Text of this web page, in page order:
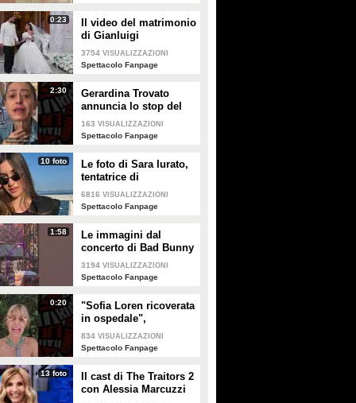
0:23
Il video del matrimonio
di Gianluigi
Donnarumma e Alessia
Elefante
3754 VISUALIZZAZIONI
Spettacolo Fanpage
2:30
Gerardina Trovato
annuncia lo stop del
tour per problemi di
salute
163 VISUALIZZAZIONI
Spettacolo Fanpage
10 foto
Le foto di Sara Iurato,
tentatrice di
Temptation Island 2026
6816 VISUALIZZAZIONI
Spettacolo Fanpage
1:58
Le immagini dal
concerto di Bad Bunny
a Milano
3194 VISUALIZZAZIONI
Spettacolo Fanpage
0:20
"Sofia Loren ricoverata
in ospedale",
Alessandra Mussolini
smentisce: "È serena e
834 VISUALIZZAZIONI
Spettacolo Fanpage
13 foto
Il cast di The Traitors 2
con Alessia Marcuzzi